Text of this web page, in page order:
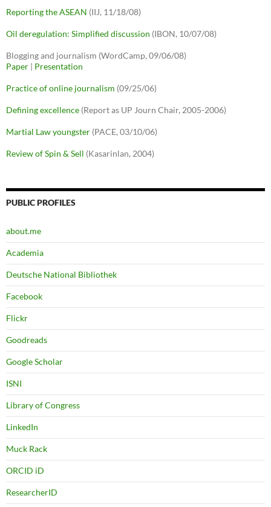
Reporting the ASEAN (IIJ, 11/18/08)
Oil deregulation: Simplified discussion (IBON, 10/07/08)
Blogging and journalism (WordCamp, 09/06/08)
Paper | Presentation
Practice of online journalism (09/25/06)
Defining excellence (Report as UP Journ Chair, 2005-2006)
Martial Law youngster (PACE, 03/10/06)
Review of Spin & Sell (Kasarinlan, 2004)
PUBLIC PROFILES
about.me
Academia
Deutsche National Bibliothek
Facebook
Flickr
Goodreads
Google Scholar
ISNI
Library of Congress
LinkedIn
Muck Rack
ORCID iD
ResearcherID